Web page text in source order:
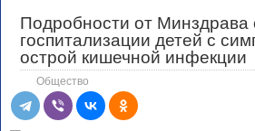
Подробности от Минздрава
госпитализации детей с
острой кишечной инфекции
Общество